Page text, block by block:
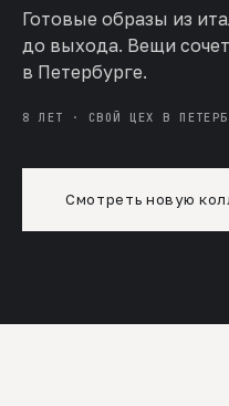
Готовые образы из
до выхода. Вещи
в Петербурге.
8 ЛЕТ · СВОЙ ЦЕХ В
Смотреть новую